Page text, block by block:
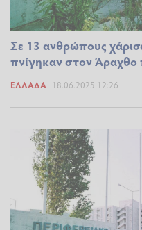
Σε 13 ανθρώπους
πνίγηκαν στον Άραχθο
ΕΛΛΆΔΑ 18.06.2025 12:26